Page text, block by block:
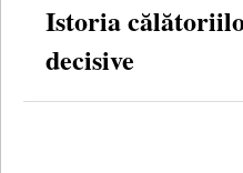
Istoria
decisive